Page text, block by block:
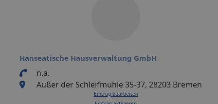
Hanseatische Hausverwaltung GmbH
n.a.
Außer der Schleifmühle 35-37, 28203 Bremen
Eintrag bearbeiten